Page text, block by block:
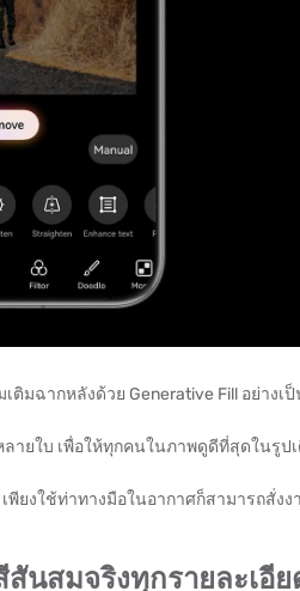
ติมฉากหลังด้วย Generative Fill อย่างเ
ายใบ เพื่อให้ทุกคนในภาพดูดีที่สุดในรูปเ
ยงใช้ท่าทางมือในอากาศก็สามารถสั่งง
นสมจริงทุกรายละเอีย